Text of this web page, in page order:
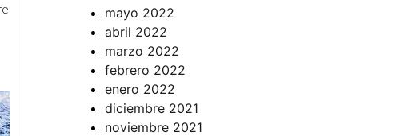
mayo 2022
abril 2022
marzo 2022
febrero 2022
enero 2022
diciembre 2021
noviembre 2021